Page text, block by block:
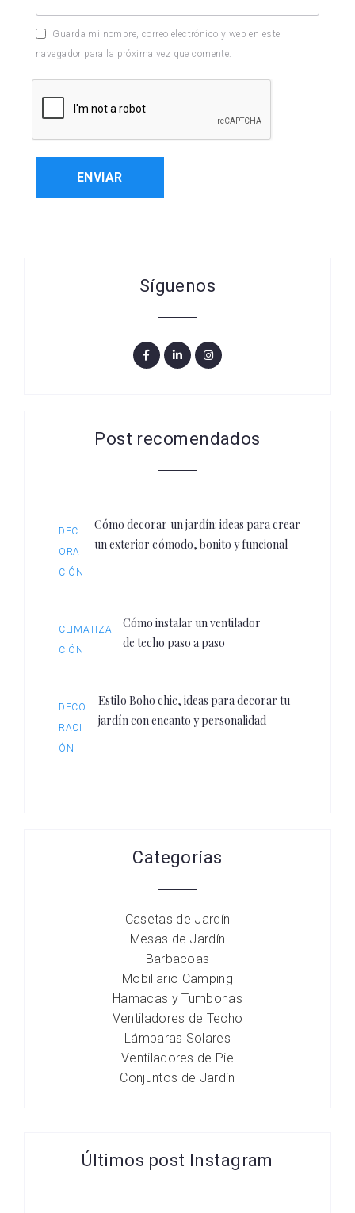
Guarda mi nombre, correo electrónico y web en este
navegador para la próxima vez que comente.
Síguenos
Post recomendados
DEC
ORA
CIÓN
Cómo decorar un jardín: ideas para crear
un exterior cómodo, bonito y funcional
CLIMATIZA
CIÓN
Cómo instalar un ventilador
de techo paso a paso
DECO
RACI
ÓN
Estilo Boho chic, ideas para decorar tu
jardín con encanto y personalidad
Categorías
Casetas de Jardín
Mesas de Jardín
Barbacoas
Mobiliario Camping
Hamacas y Tumbonas
Ventiladores de Techo
Lámparas Solares
Ventiladores de Pie
Conjuntos de Jardín
Últimos post Instagram